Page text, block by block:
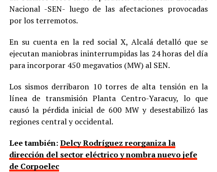
Nacional -SEN- luego de las afectaciones provocadas
por los terremotos.
En su cuenta en la red social X, Alcalá detalló que se
ejecutan maniobras ininterrumpidas las 24 horas del día
para incorporar 450 megavatios (MW) al SEN.
Los sismos derribaron 10 torres de alta tensión en la
línea de transmisión Planta Centro-Yaracuy, lo que
causó la pérdida inicial de 600 MW y desestabilizó las
regiones central y occidental.
Lee también:Delcy Rodríguez reorganiza la
dirección del sector eléctrico y nombra nuevo jefe
de Corpoelec